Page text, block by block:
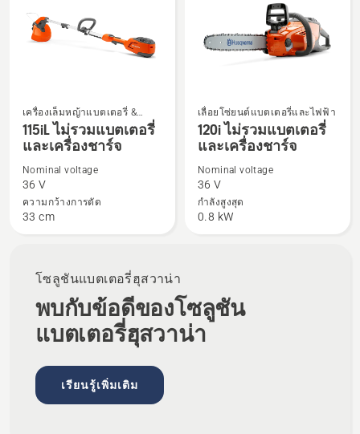
products
โซลูชันแบตเตอรี่ฮุสวาน่า
พบกับข้อดีของโซลูชัน
แบตเตอรี่ฮุสวาน่า
เรียนรู้เพิ่มเติม
ราย
ละเอียด
เพิ่ม
เติม
เกี่ยว
แบตเตอรี่
เครื่อง
ชาร์จ
เครื่องเล็มหญ้าแบตเตอรี่ &
ไฟฟ้า
115iL ไม่รวมแบตเตอรี่
และเครื่องชาร์จ
Nominal voltage
36 V
ความกว้างการตัด
33 cm
ราย
ละเอียด
เพิ่ม
เติม
เกี่ยว
แบตเตอรี่
และ
เครื่อง
เลื่อยโซ่ยนต์แบตเตอรี่และไฟฟ้า
120i ไม่รวมแบตเตอรี่
และเครื่องชาร์จ
Nominal voltage
36 V
กำลังสูงสุด
0.8 kW